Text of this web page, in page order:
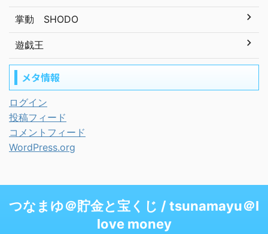
掌動 SHODO
遊戯王
メタ情報
ログイン
投稿フィード
コメントフィード
WordPress.org
つなまゆ＠貯金と宝くじ / tsunamayu＠I
love money